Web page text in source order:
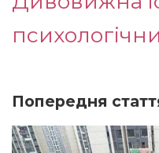
Попередня